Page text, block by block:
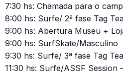
7:30 hs: Chamada para o
8:00 hs: Surfe/ 2ª fase Tag
9:00 hs: Abertura Museu +
9:00 hs: SurfSkate/Masculino
9:30 hs: Surfe/ 3ª fase Tag
11:30 hs: Surfe/ASSF Session